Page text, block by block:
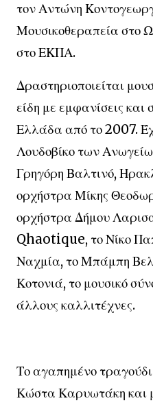
τον Αντώνη
Μουσικοθεραπεία στο
στο ΕΚΠΑ.
Δραστηριοποιείται
είδη με εμφανίσεις και
Ελλάδα από το 2007.
Λουδοβίκο των
Γρηγόρη Βαλτινό,
ορχήστρα Μίκης
ορχήστρα Δήμου
Qhaotique, το Νίκο
Ναχμία, το Μπάμπη
Κοτονιά, το μουσικό
άλλους καλλιτέχνες.
Το αγαπημένο
Κώστα Καρυωτάκη και